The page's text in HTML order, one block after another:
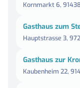
Kornmarkt 6,
Gasthaus zum
Hauptstrasse 3,
Gasthaus zur
Kaubenheim 22,